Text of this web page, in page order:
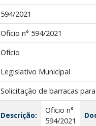
594/2021
Oficio n° 594/2021
Ofício
Legislativo Municipal
Solicitação de barracas
Descrição:
Oficio n°
594/2021